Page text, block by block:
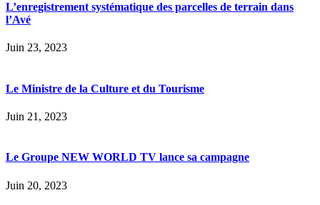
L’enregistrement systématique des parcelles de terrain dans
l’Avé
Juin 23, 2023
Le Ministre de la Culture et du Tourisme
Juin 21, 2023
Le Groupe NEW WORLD TV lance sa campagne
Juin 20, 2023